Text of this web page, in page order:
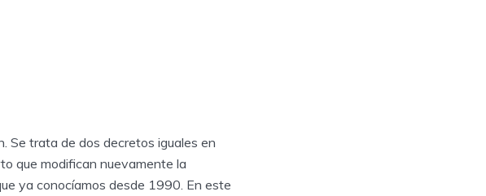
Se trata de dos decretos iguales en
que modifican nuevamente la
ya conocíamos desde 1990. En este